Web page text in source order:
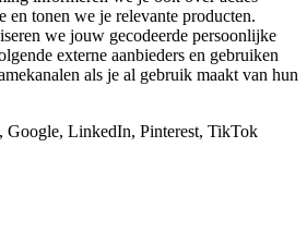
en tonen we je relevante producten.
we jouw gecodeerde persoonlijke
externe aanbieders en gebruiken
als je al gebruik maakt van hun
Google, LinkedIn, Pinterest, TikTok